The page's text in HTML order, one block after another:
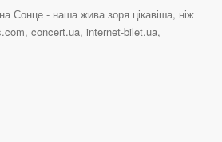
Сонце - наша жива зоря цікавіша, ніж
concert.ua, internet-bilet.ua,